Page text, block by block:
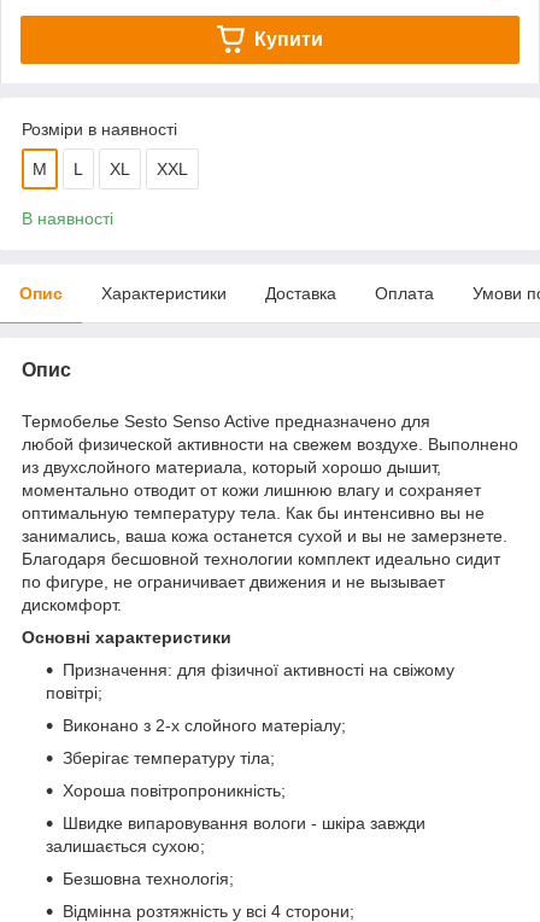
Купити
Розміри в наявності
M L XL XXL
В наявності
Опис Характеристики Доставка Оплата Умови
Опис
Термобелье Sesto Senso Active предназначено для
любой физической активности на свежем воздухе. Выполнено
из двухслойного материала, который хорошо дышит,
моментально отводит от кожи лишнюю влагу и сохраняет
оптимальную температуру тела. Как бы интенсивно вы не
занимались, ваша кожа останется сухой и вы не замерзнете.
Благодаря бесшовной технологии комплект идеально сидит
по фигуре, не ограничивает движения и не вызывает
дискомфорт.
Основні характеристики
Призначення: для фізичної активності на свіжому
повітрі;
Виконано з 2-х слойного матеріалу;
Зберігає температуру тіла;
Хороша повітропроникність;
Швидке випаровування вологи - шкіра завжди
залишається сухою;
Безшовна технологія;
Відмінна розтяжність у всі 4 сторони;